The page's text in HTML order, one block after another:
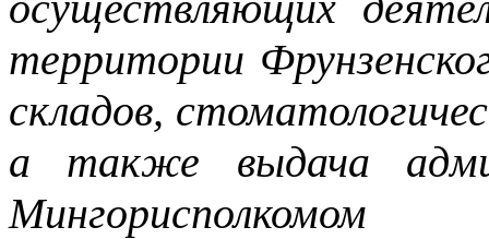
территории
складов,
а также выдача
Мингорисполкомом